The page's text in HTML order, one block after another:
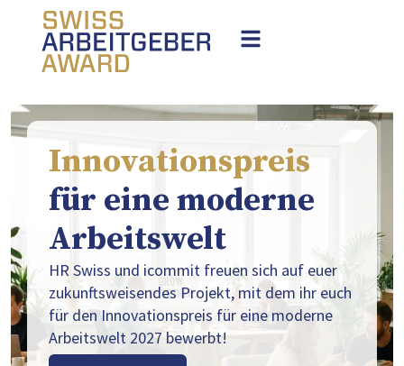
Innovationspreis
für eine moderne
Arbeitswelt
HR Swiss und icommit freuen sich auf euer
zukunftsweisendes Projekt, mit dem ihr euch
für den Innovationspreis für eine moderne
Arbeitswelt 2027 bewerbt!